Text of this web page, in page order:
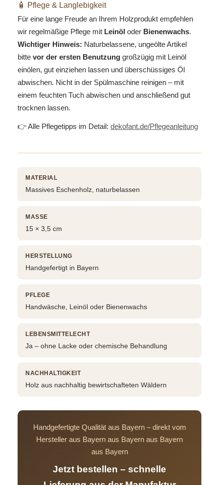
🧴 Pflege & Langlebigkeit
Für eine lange Freude an Ihrem Holzprodukt empfehlen
wir regelmäßige Pflege mit Leinöl oder Bienenwachs.
Wichtiger Hinweis: Naturbelassene, ungeölte Artikel
bitte vor der ersten Benutzung großzügig mit Leinöl
einölen, gut einziehen lassen und überschüssiges Öl
abwischen. Nicht in der Spülmaschine reinigen – mit
einem feuchten Tuch abwischen und anschließend gut
trocknen lassen.
👉 Alle Pflegetipps im Detail: dekofant.de/Pflegeanleitung
MATERIAL
Massives Eschenholz, naturbelassen
MASSE
15 × 3,5 cm
HERSTELLUNG
Handgefertigt in Bayern
PFLEGE
Handwäsche, Leinöl oder Bienenwachs
LEBENSMITTELECHT
Ja – ohne Lacke oder chemische Behandlung
NACHHALTIGKEIT
Holz aus nachhaltig bewirtschafteten Wäldern
Handgefertigte Qualität aus Bayern – direkt vom
Hersteller aus Bayern aus Bayern aus Bayern
aus Bayern
Jetzt bestellen – schnelle